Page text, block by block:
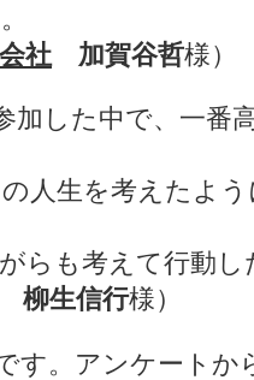
社 加賀谷哲様）
加した中で、一番
人生を考えたよ
らも考えて行動
柳生信行様）
す。アンケートか